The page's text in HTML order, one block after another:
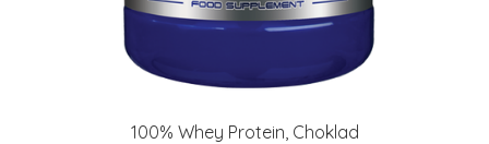
100% Whey Protein, Choklad